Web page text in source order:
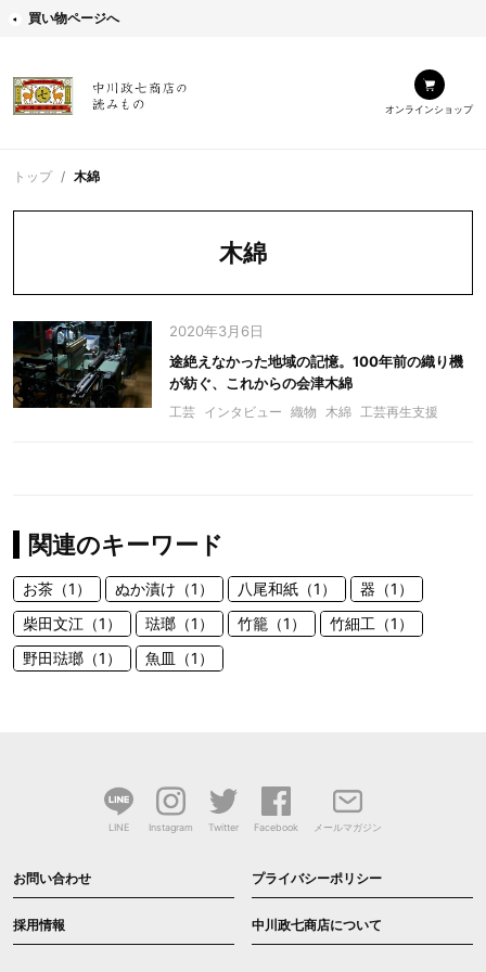
買い物ページへ
オンラインショップ
トップ 木綿
木綿
2020年3月6日
途絶えなかった地域の記憶。100年前の織り機
が紡ぐ、これからの会津木綿
工芸 インタビュー 織物 木綿 工芸再生支援
関連のキーワード
お茶（1） ぬか漬け（1） 八尾和紙（1）
器（1）
柴田文江（1）
琺瑯（1） 竹籠（1）
竹細工（1）
野田琺瑯（1）
魚皿（1）
LINE Instagram Twitter Facebook メールマガジン
お問い合わせ プライバシーポリシー
採用情報 中川政七商店について